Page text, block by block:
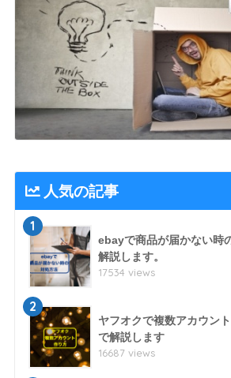
人気の記事
1
ebayで商品が届かない時
解説します。
17534 views
2
ヤフオクで複数アカウン
で解説します
16687 views